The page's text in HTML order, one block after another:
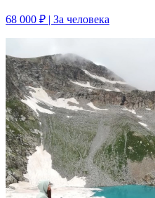
68 000 ₽ | За человека